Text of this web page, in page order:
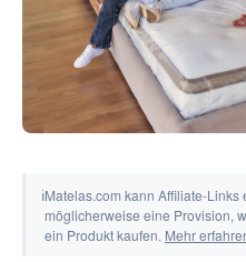
ℹMatelas.com kann Affiliate-Links
möglicherweise eine Provision,
ein Produkt kaufen. Mehr